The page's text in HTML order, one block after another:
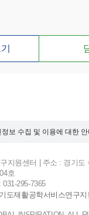
정보 수집 및 이용에 대한 안
지원센터 | 주소 : 경기도
호
295-7365
도재활공학서비스연구지